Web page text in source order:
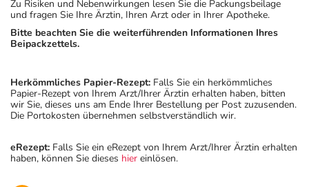
Zu Risiken und Nebenwirkungen lesen Sie die Packungsbeilage
und fragen Sie Ihre Ärztin, Ihren Arzt oder in Ihrer Apotheke.
Bitte beachten Sie die weiterführenden Informationen Ihres
Beipackzettels.
Herkömmliches Papier-Rezept: Falls Sie ein herkömmliches
Papier-Rezept von Ihrem Arzt/Ihrer Ärztin erhalten haben, bitten
wir Sie, dieses uns am Ende Ihrer Bestellung per Post zuzusenden.
Die Portokosten übernehmen selbstverständlich wir.
eRezept: Falls Sie ein eRezept von Ihrem Arzt/Ihrer Ärztin erhalten
haben, können Sie dieses hier einlösen.